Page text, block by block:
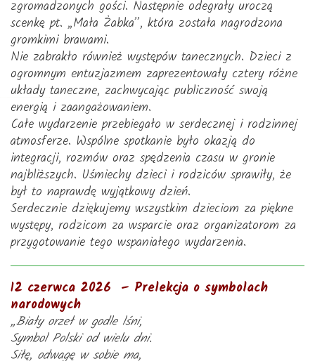
zgromadzonych gości. Następnie odegrały uroczą
scenkę pt. „Mała Żabka”, która została nagrodzona
gromkimi brawami.
Nie zabrakło również występów tanecznych. Dzieci z
ogromnym entuzjazmem zaprezentowały cztery różne
układy taneczne, zachwycając publiczność swoją
energią i zaangażowaniem.
Całe wydarzenie przebiegało w serdecznej i rodzinnej
atmosferze. Wspólne spotkanie było okazją do
integracji, rozmów oraz spędzenia czasu w gronie
najbliższych. Uśmiechy dzieci i rodziców sprawiły, że
był to naprawdę wyjątkowy dzień.
Serdecznie dziękujemy wszystkim dzieciom za piękne
występy, rodzicom za wsparcie oraz organizatorom za
przygotowanie tego wspaniałego wydarzenia.
12 czerwca 2026 – Prelekcja o symbolach
narodowych
„Biały orzeł w godle lśni,
Symbol Polski od wielu dni.
Siłę, odwagę w sobie ma,